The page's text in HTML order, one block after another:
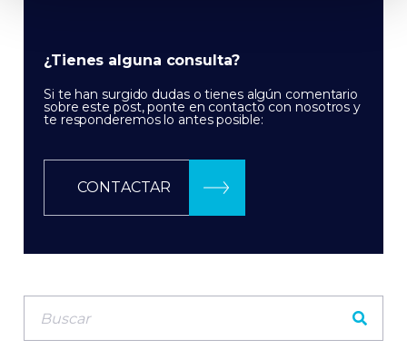
¿Tienes alguna consulta?
Si te han surgido dudas o tienes algún comentario
sobre este post, ponte en contacto con nosotros y
te responderemos lo antes posible:
CONTACTAR